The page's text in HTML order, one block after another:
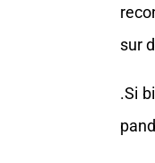
sur
.Si